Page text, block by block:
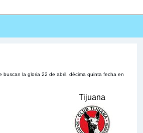
la gloria 22 de abril, décima quinta fecha en
Tijuana